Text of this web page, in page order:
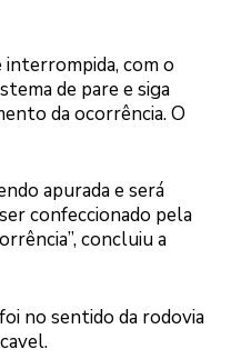
com o
de pare e siga
da ocorrência. O
apurada e será
confeccionado pela
concluiu a
no sentido da rodovia